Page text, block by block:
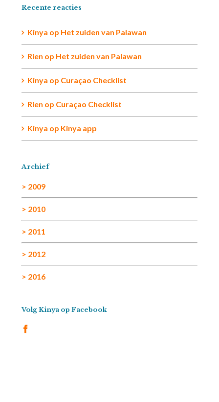
Recente reacties
Kinya op Het zuiden van Palawan
Rien op Het zuiden van Palawan
Kinya op Curaçao Checklist
Rien op Curaçao Checklist
Kinya op Kinya app
Archief
> 2009
> 2010
> 2011
> 2012
> 2016
Volg Kinya op Facebook